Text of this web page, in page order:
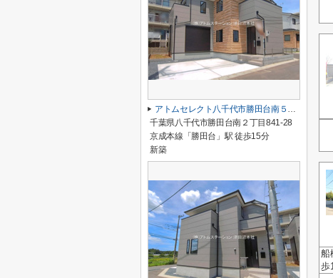
船
歩
アトムセレクト八千代市勝田台南５期1号棟
千葉県八千代市勝田台南２丁目841-28
京成本線「勝田台」駅 徒歩15分
新築